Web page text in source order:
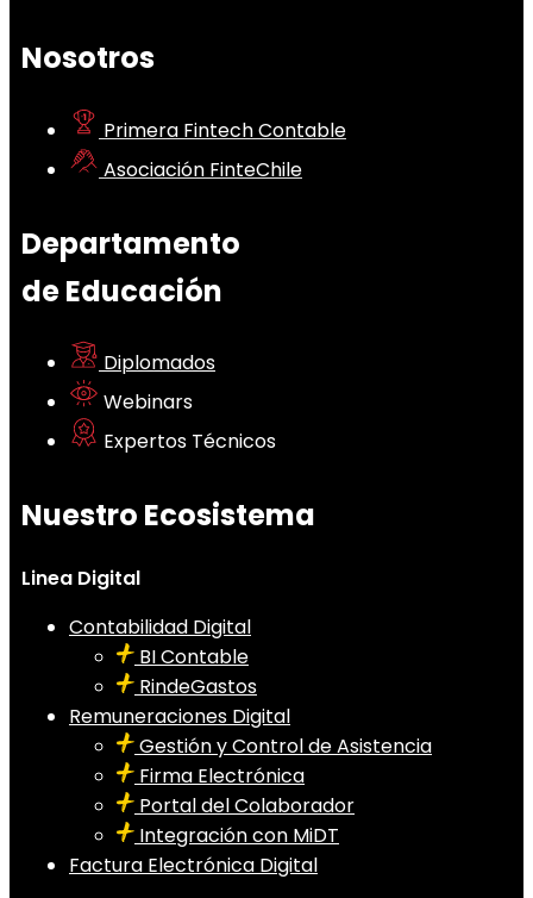
Nosotros
Primera Fintech Contable
Asociación FinteChile
Departamento
de Educación
Diplomados
Webinars
Expertos Técnicos
Nuestro Ecosistema
Linea Digital
Contabilidad Digital
BI Contable
RindeGastos
Remuneraciones Digital
Gestión y Control de Asistencia
Firma Electrónica
Portal del Colaborador
Integración con MiDT
Factura Electrónica Digital